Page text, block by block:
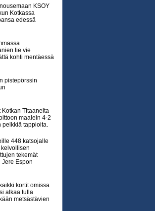
KSOY
Kotkassa
edessä
tie vie
kohti mentäessä
pistepörssin
Kotkan Titaaneita
maalein 4-2
pelkkiä tappioita.
448 katsojalle
tekemät
Espon
kortit omissa
alkaa tulla
metsästävien